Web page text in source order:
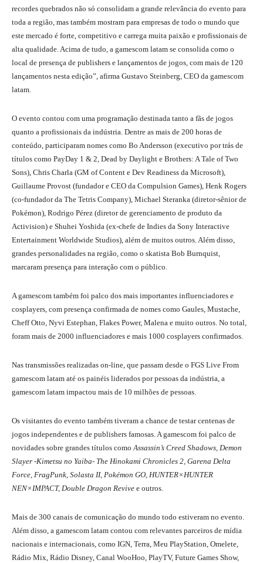
recordes quebrados não só consolidam a grande relevância do evento para
toda a região, mas também mostram para empresas de todo o mundo que
este mercado é forte, competitivo e carrega muita paixão e profissionais de
alta qualidade. Acima de tudo, a gamescom latam se consolida como o
local de presença de publishers e lançamentos de jogos, com mais de 120
lançamentos nesta edição”, afirma Gustavo Steinberg, CEO da gamescom
latam.
O evento contou com uma programação destinada tanto a fãs de jogos
quanto a profissionais da indústria. Dentre as mais de 200 horas de
conteúdo, participaram nomes como Bo Andersson (executivo por trás de
títulos como PayDay 1 & 2, Dead by Daylight e Brothers: A Tale of Two
Sons), Chris Charla (GM of Content e Dev Readiness da Microsoft),
Guillaume Provost (fundador e CEO da Compulsion Games), Henk Rogers
(co-fundador da The Tetris Company), Michael Steranka (diretor-sênior de
Pokémon), Rodrigo Pérez (diretor de gerenciamento de produto da
Activision) e Shuhei Yoshida (ex-chefe de Indies da Sony Interactive
Entertainment Worldwide Studios), além de muitos outros. Além disso,
grandes personalidades na região, como o skatista Bob Burnquist,
marcaram presença para interação com o público.
A gamescom também foi palco dos mais importantes influenciadores e
cosplayers, com presença confirmada de nomes como Gaules, Mustache,
Cheff Otto, Nyvi Estephan, Flakes Power, Malena e muito outros. No total,
foram mais de 2000 influenciadores e mais 1000 cosplayers confirmados.
Nas transmissões realizadas on-line, que passam desde o FGS Live From
gamescom latam até os painéis liderados por pessoas da indústria, a
gamescom latam impactou mais de 10 milhões de pessoas.
Os visitantes do evento também tiveram a chance de testar centenas de
jogos independentes e de publishers famosas. A gamescom foi palco de
novidades sobre grandes títulos como Assassin’s Creed Shadows, Demon
Slayer -Kimetsu no Yaiba- The Hinokami Chronicles 2, Garena Delta
Force, FragPunk, Solasta II, Pokémon GO, HUNTER×HUNTER
NEN×IMPACT, Double Dragon Revive e outros.
Mais de 300 canais de comunicação do mundo todo estiveram no evento.
Além disso, a gamescom latam contou com relevantes parceiros de mídia
nacionais e internacionais, como IGN, Terra, Meu PlayStation, Omelete,
Rádio Mix, Rádio Disney, Canal WooHoo, PlayTV, Future Games Show,